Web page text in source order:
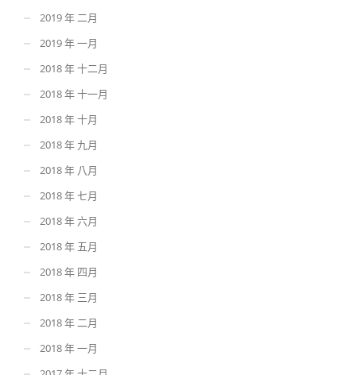
2019 年 二月
2019 年 一月
2018 年 十二月
2018 年 十一月
2018 年 十月
2018 年 九月
2018 年 八月
2018 年 七月
2018 年 六月
2018 年 五月
2018 年 四月
2018 年 三月
2018 年 二月
2018 年 一月